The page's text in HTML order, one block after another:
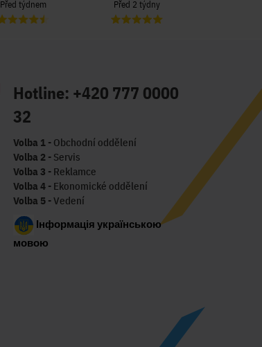
Před týdnem Před 2 týdny
Hotline: +420 777 0000
32
Volba 1 - Obchodní oddělení
Volba 2 - Servis
Volba 3 - Reklamce
Volba 4 - Ekonomické oddělení
Volba 5 - Vedení
Інформація українською
мовою